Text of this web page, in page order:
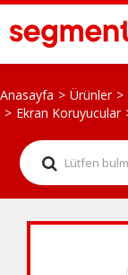
Anasayfa Ürünler
Ekran Koruyucular